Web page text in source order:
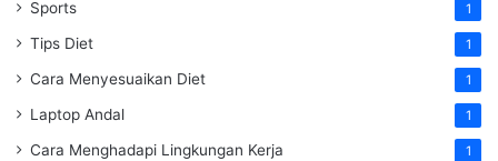
Sports 1
Tips Diet 1
Cara Menyesuaikan Diet 1
Laptop Andal 1
Cara Menghadapi Lingkungan Kerja 1